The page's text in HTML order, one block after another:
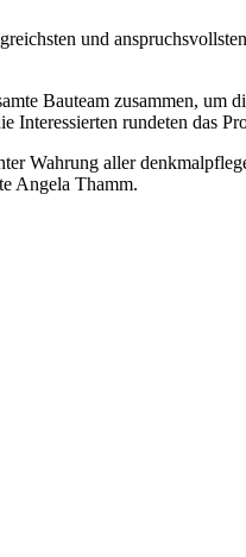
und
Bauteam zusammen, um
rundeten das
Wahrung aller
Angela Thamm.